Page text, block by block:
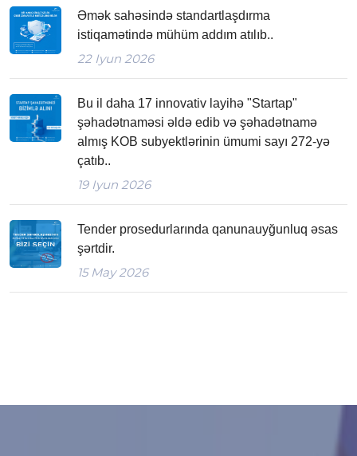
Əmək sahəsində standartlaşdırma
istiqamətində mühüm addım atılıb..
22Iyun 2026
Bu il daha 17 innovativ layihə "Startap"
şəhadətnaməsi əldə edib və şəhadətnamə
almış KOB subyektlərinin ümumi sayı 272-yə
çatıb..
19Iyun 2026
Tender prosedurlarında qanunauyğunluq əsas
şərtdir.
15May 2026